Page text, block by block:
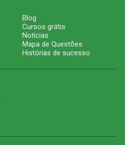
Blog
Cursos grátis
Notícias
Mapa de Questões
Histórias de sucesso